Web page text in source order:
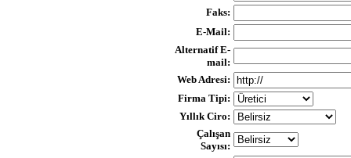
Faks:
E-Mail:
Alternatif E-
mail:
Web Adresi:
Firma Tipi:
Yıllık Ciro:
Çalışan
Sayısı: